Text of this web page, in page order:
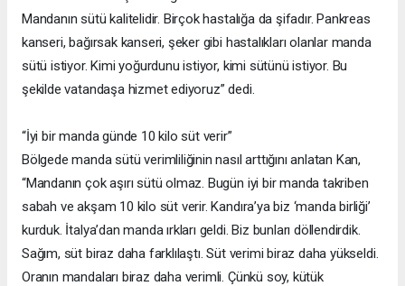
Mandanın sütü kalitelidir. Birçok hastalığa da şifadır. Pankreas
kanseri, bağırsak kanseri, şeker gibi hastalıkları olanlar manda
sütü istiyor. Kimi yoğurdunu istiyor, kimi sütünü istiyor. Bu
şekilde vatandaşa hizmet ediyoruz” dedi.
“İyi bir manda günde 10 kilo süt verir”
Bölgede manda sütü verimliliğinin nasıl arttığını anlatan Kan,
“Mandanın çok aşırı sütü olmaz. Bugün iyi bir manda takriben
sabah ve akşam 10 kilo süt verir. Kandıra’ya biz ‘manda birliği’
kurduk. İtalya’dan manda ırkları geldi. Biz bunları döllendirdik.
Sağım, süt biraz daha farklılaştı. Süt verimi biraz daha yükseldi.
Oranın mandaları biraz daha verimli. Çünkü soy, kütük